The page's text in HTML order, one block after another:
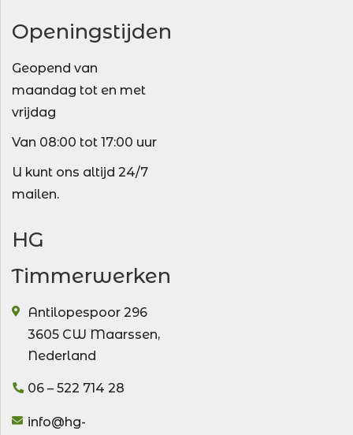
Openingstijden
Geopend van
maandag tot en met
vrijdag
Van 08:00 tot 17:00 uur
U kunt ons altijd 24/7
mailen.
HG
Timmerwerken
Antilopespoor 296
3605 CW Maarssen,
Nederland
06 – 522 714 28
info@hg-